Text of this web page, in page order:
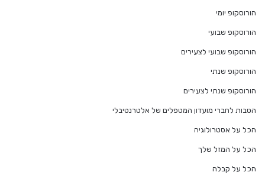
הורוסקופ יומי
הורוסקופ שבועי
הורוסקופ שבועי לצעירים
הורוסקופ שנתי
הורוסקופ שנתי לצעירים
הטבות לחברי מועדון המטפלים של אלטרנטיבלי
הכל על אסטרולוגיה
הכל על המזל שלך
הכל על קבלה